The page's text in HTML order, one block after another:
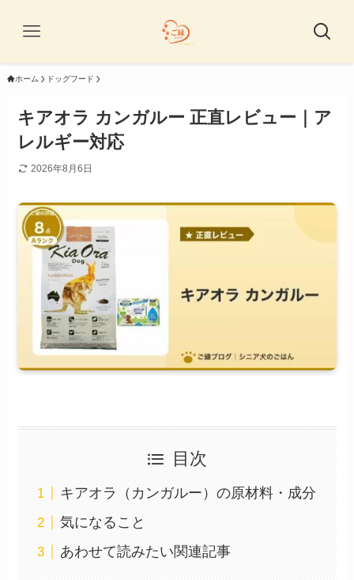
ホーム ドッグフード
キアオラ カンガルー 正直レビュー｜ア
レルギー対応
2026年8月6日
目次
キアオラ（カンガルー）の原材料・成分
気になること
あわせて読みたい関連記事